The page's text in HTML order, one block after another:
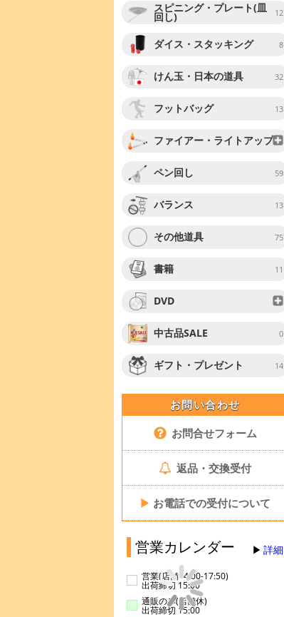
スピニング・プレート(皿
回し) 12
ダイス・スタッキング 8
けん玉・日本の道具 32
フットバッグ 13
ファイアー・ライトアップ
ペン回し 59
バランス 13
その他道具 75
書籍 11
DVD
中古品SALE 0
ギフト・プレゼント 14
お問い合わせ
お問合せフォーム
返品・交換受付
▶ お電話での受付について
営業カレンダー 詳細
営業(店舗14:00-17:50)
出荷締切 15:00
通販のみ(店舗休)
出荷締切 15:00